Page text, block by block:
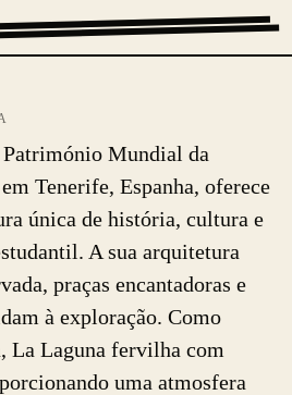
Património Mundial da
Tenerife, Espanha, oferece
única de história, cultura e
A sua arquitetura
praças encantadoras e
à exploração. Como
La Laguna fervilha com
uma atmosfera